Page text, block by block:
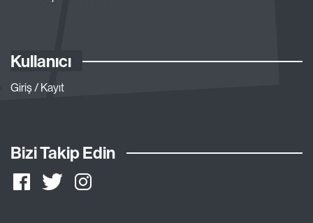
Kullanıcı
Giriş / Kayıt
Bizi Takip Edin